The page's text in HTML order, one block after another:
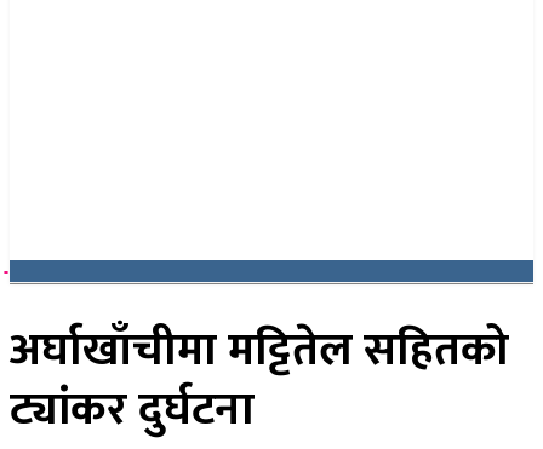
अर्घाखाँचीमा मट्टितेल सहितको
ट्यांकर दुर्घटना